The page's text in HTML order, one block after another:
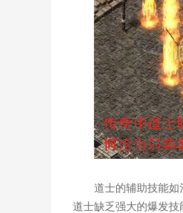
道士的辅助技能如
道士缺乏强大的爆发技